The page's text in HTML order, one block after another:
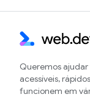
Queremos ajudar
acessíveis,
funcionem em